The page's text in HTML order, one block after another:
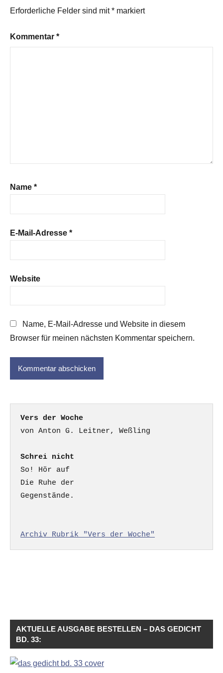
Erforderliche Felder sind mit* markiert
Kommentar *
Name *
E-Mail-Adresse *
Website
Name, E-Mail-Adresse und Website in diesem
Browser für meinen nächsten Kommentar speichern.
Vers der Woche
Schrei nicht
So! Hör auf
Die Ruhe der
Gegenstände.
Archiv Rubrik "Vers der Woche"
AKTUELLE AUSGABE BESTELLEN – DAS GEDICHT
BD. 33: